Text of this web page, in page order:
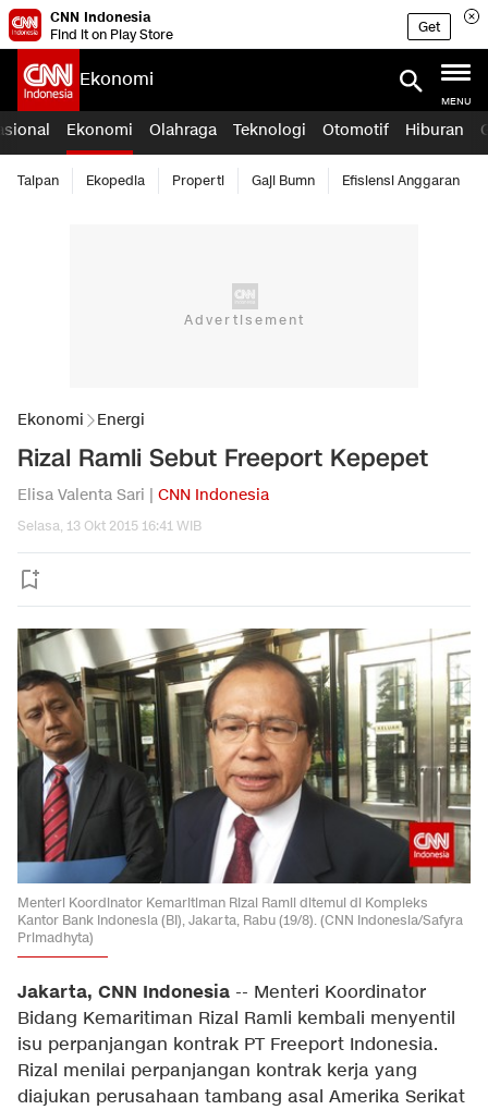
CNN Indonesia
Find it on Play Store
Get
Ekonomi
MENU
Ekonomi Olahraga Teknologi Otomotif Hiburan
Taipan Ekopedia Properti Gaji Bumn Efisiensi Anggaran
Ekonomi Energi
Rizal Ramli Sebut Freeport Kepepet
Elisa Valenta Sari | CNN Indonesia
Selasa, 13 Okt 2015 16:41 WIB
Menteri Koordinator Kemaritiman Rizal Ramli ditemui di Kompleks
Kantor Bank Indonesia (BI), Jakarta, Rabu (19/8). (CNN Indonesia/Safyra
Primadhyta)
Jakarta, CNN Indonesia -- Menteri Koordinator
Bidang Kemaritiman Rizal Ramli kembali menyentil
isu perpanjangan kontrak PT Freeport Indonesia.
Rizal menilai perpanjangan kontrak kerja yang
diajukan perusahaan tambang asal Amerika Serikat